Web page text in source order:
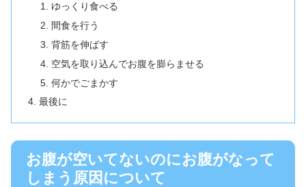
ゆっくり食べる
間食を行う
背筋を伸ばす
空気を取り込んでお腹を膨らませる
何かでごまかす
最後に
お腹が空いてないのにお腹がなって
しまう原因について